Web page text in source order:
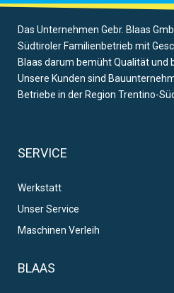
Das Unternehmen Gebr. Blaas
Südtiroler Familienbetrieb mit
Blaas darum bemüht Qualität und
Unsere Kunden sind
Betriebe in der Region Trentino-
SERVICE
Werkstatt
Unser Service
Maschinen Verleih
BLAAS